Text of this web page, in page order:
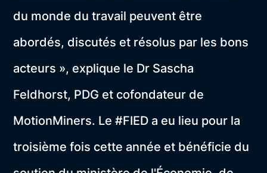
du monde du travail peuvent être
abordés, discutés et résolus par les bons
acteurs », explique le Dr Sascha
Feldhorst, PDG et cofondateur de
MotionMiners. Le #FIED a eu lieu pour la
troisième fois cette année et bénéficie du